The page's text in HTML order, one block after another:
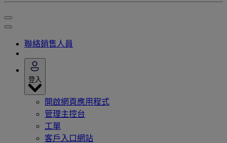
聯絡銷售人員
登入
開啟網頁應用程式
管理主控台
工單
客戶入口網站